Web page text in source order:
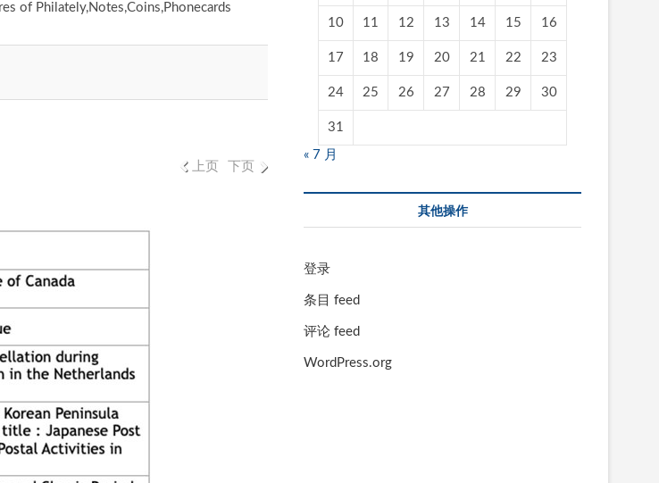
of Philately,Notes,Coins,Phonecards
上页 下页
10 11 12 13 14 15 16
17 18 19 20 21 22 23
24 25 26 27 28 29 30
31
« 7 月
其他操作
登录
条目 feed
评论 feed
WordPress.org